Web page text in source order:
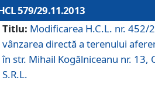
579/29.11.2013
Titlu: Modificarea H.C.L. nr.
vânzarea directă a terenului
în str. Mihail Kogălniceanu nr. 13,
S.R.L.